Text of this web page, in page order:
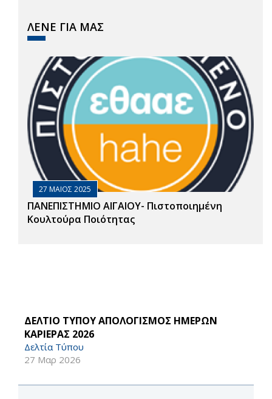
ΛΕΝΕ ΓΙΑ ΜΑΣ
27 ΜΑΙΟΣ 2025
ΠΑΝΕΠΙΣΤΗΜΙΟ ΑΙΓΑΙΟΥ- Πιστοποιημένη
Κουλτούρα Ποιότητας
ΔΕΛΤΙΟ ΤΥΠΟΥ ΑΠΟΛΟΓΙΣΜΟΣ ΗΜΕΡΩΝ
ΚΑΡΙΕΡΑΣ 2026
Δελτία Τύπου
27 Μαρ 2026